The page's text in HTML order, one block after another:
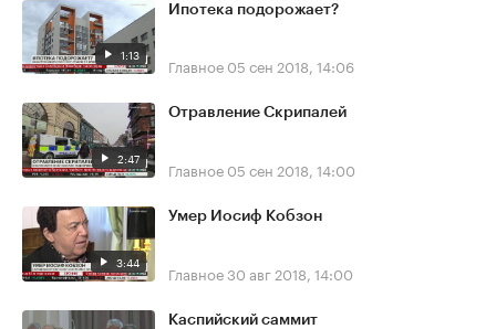
1:13
Ипотека подорожает?
Главное 05 сен 2018, 14:06
2:47
Отравление Скрипалей
Главное 05 сен 2018, 14:00
3:44
Умер Иосиф Кобзон
Главное30 авг 2018, 14:00
Каспийский саммит